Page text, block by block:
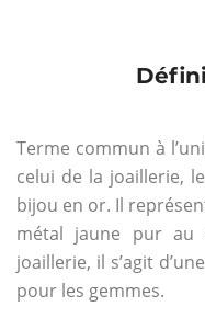
Terme commun à
celui de la joaillerie,
bijou en or. Il
métal jaune pur au
joaillerie, il s’agit
pour les gemmes.